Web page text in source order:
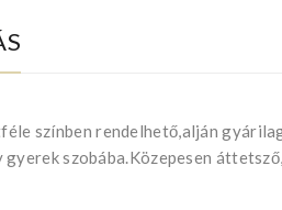
színben rendelhető,alján
szobába.Közepesen